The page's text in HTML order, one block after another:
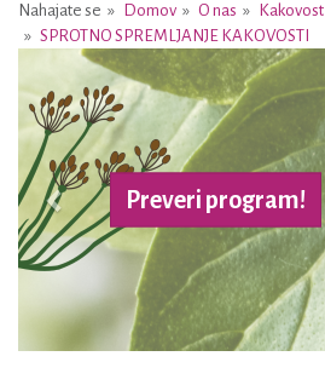
Nahajate se Domov O nas Kakovost
SPROTNO SPREMLJANJE KAKOVOSTI
Preveri program!
Previous